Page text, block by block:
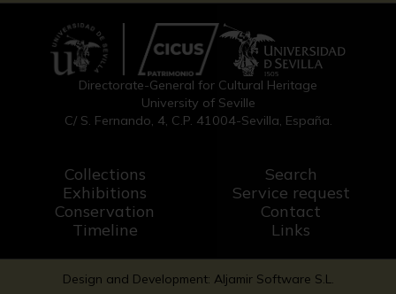
Directorate-General for Cultural Heritage
University of Seville
C/ S. Fernando, 4, C.P. 41004-Sevilla, España.
Collections
Exhibitions
Conservation
Timeline
Search
Service request
Contact
Links
Design and Development: Aljamir Software S.L.